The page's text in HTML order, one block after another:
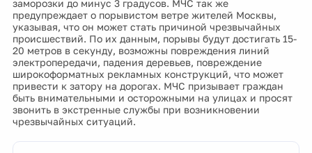
заморозки до минус 3 градусов. МЧС так же
предупреждает о порывистом ветре жителей Москвы,
указывая, что он может стать причиной чрезвычайных
происшествий. По их данным, порывы будут достигать 15-
20 метров в секунду, возможны повреждения линий
электропередачи, падения деревьев, повреждение
широкоформатных рекламных конструкций, что может
привести к затору на дорогах. МЧС призывает граждан
быть внимательными и осторожными на улицах и просят
звонить в экстренные службы при возникновении
чрезвычайных ситуаций.